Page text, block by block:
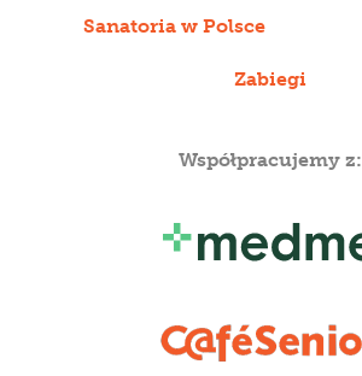
Sanatoria w Polsce
Zabiegi
Współpracujemy z: